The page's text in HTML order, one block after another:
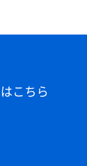
こちら